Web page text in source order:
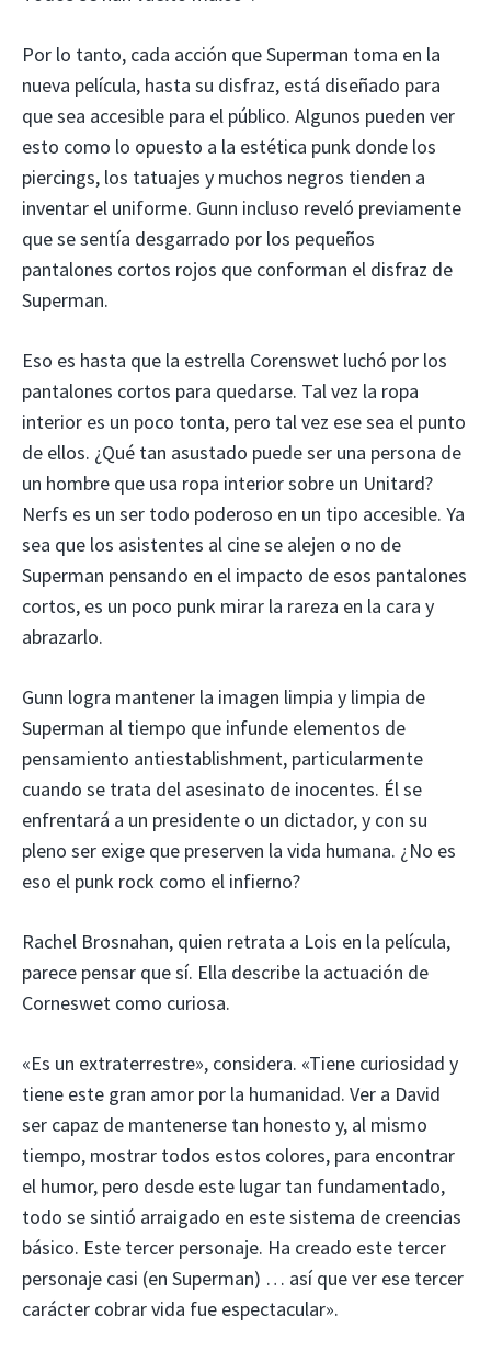
Por lo tanto, cada acción que Superman toma en la
nueva película, hasta su disfraz, está diseñado para
que sea accesible para el público. Algunos pueden ver
esto como lo opuesto a la estética punk donde los
piercings, los tatuajes y muchos negros tienden a
inventar el uniforme. Gunn incluso reveló previamente
que se sentía desgarrado por los pequeños
pantalones cortos rojos que conforman el disfraz de
Superman.
Eso es hasta que la estrella Corenswet luchó por los
pantalones cortos para quedarse. Tal vez la ropa
interior es un poco tonta, pero tal vez ese sea el punto
de ellos. ¿Qué tan asustado puede ser una persona de
un hombre que usa ropa interior sobre un Unitard?
Nerfs es un ser todo poderoso en un tipo accesible. Ya
sea que los asistentes al cine se alejen o no de
Superman pensando en el impacto de esos pantalones
cortos, es un poco punk mirar la rareza en la cara y
abrazarlo.
Gunn logra mantener la imagen limpia y limpia de
Superman al tiempo que infunde elementos de
pensamiento antiestablishment, particularmente
cuando se trata del asesinato de inocentes. Él se
enfrentará a un presidente o un dictador, y con su
pleno ser exige que preserven la vida humana. ¿No es
eso el punk rock como el infierno?
Rachel Brosnahan, quien retrata a Lois en la película,
parece pensar que sí. Ella describe la actuación de
Corneswet como curiosa.
«Es un extraterrestre», considera. «Tiene curiosidad y
tiene este gran amor por la humanidad. Ver a David
ser capaz de mantenerse tan honesto y, al mismo
tiempo, mostrar todos estos colores, para encontrar
el humor, pero desde este lugar tan fundamentado,
todo se sintió arraigado en este sistema de creencias
básico. Este tercer personaje. Ha creado este tercer
personaje casi (en Superman) … así que ver ese tercer
carácter cobrar vida fue espectacular».